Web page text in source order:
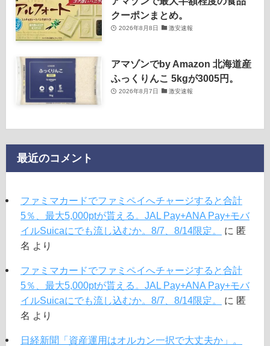
クーポンまとめ。
2026年8月8日 激安速報
アマゾンでby Amazon 北海道産
ふっくりんこ 5kgが3005円。
2026年8月7日 激安速報
最近のコメント
ファミマカードでファミペイへチャージすると合計
5％、最大5,000ptが貰える。JAL Pay+ANA Pay+モバ
イルSuicaにでも流し込むか。8/7、8/14限定。
に 匿
名 より
ファミマカードでファミペイへチャージすると合計
5％、最大5,000ptが貰える。JAL Pay+ANA Pay+モバ
イルSuicaにでも流し込むか。8/7、8/14限定。
に 匿
名 より
日経新聞「資産運用はオルカン一択で大丈夫か」。